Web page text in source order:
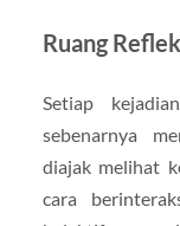
Ruang
Setiap
sebenarnya
diajak melihat
cara